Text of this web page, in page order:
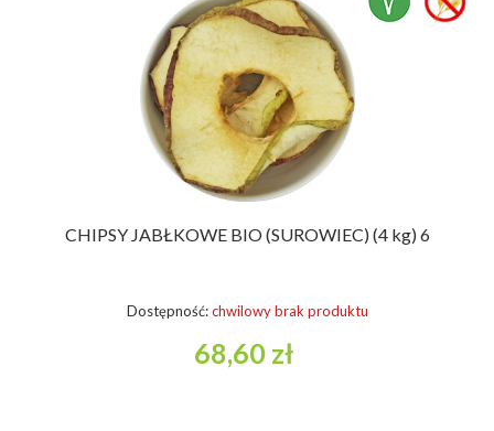
CHIPSY JABŁKOWE BIO (SUROWIEC) (4 kg) 6
Dostępność: chwilowy brak produktu
68,60 zł